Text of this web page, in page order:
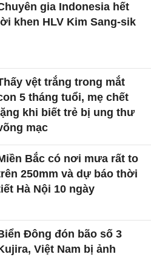
gia Indonesia hết
lời khen HLV Kim Sang-sik
vệt trắng trong mắt
5 tháng tuổi, mẹ chết
khi biết trẻ bị ung thư
mạc
Bắc có nơi mưa rất to
250mm và dự báo thời
Hà Nội 10 ngày
Đông đón bão số 3
Việt Nam bị ảnh